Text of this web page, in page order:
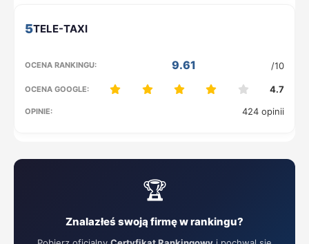
5
9.61 /10
4.7
424 opinii
🏆
Znalazłeś swoją firmę w rankingu?